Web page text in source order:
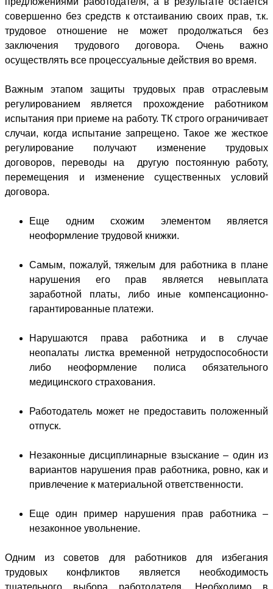
совершенно без средств к отстаиванию своих прав, т.к.
трудовое отношение не может продолжаться без
заключения трудового договора. Очень важно
осуществлять все процессуальные действия во время.
Важным этапом защиты трудовых прав отраслевым
регулированием является прохождение работником
испытания при приеме на работу. ТК строго ограничивает
случаи, когда испытание запрещено. Такое же жесткое
регулирование получают изменение трудовых
договоров, переводы на другую постоянную работу,
перемещения и изменение существенных условий
договора.
Еще одним схожим элементом является
неоформление трудовой книжки.
Самым, пожалуй, тяжелым для работника в плане
нарушения его прав является невыплата
заработной платы, либо иные компенсационно-
гарантированные платежи.
Нарушаются права работника и в случае
неопалаты листка временной нетрудоспособности
либо неоформление полиса обязательного
медицинского страхования.
Работодатель может не предоставить положенный
отпуск.
Незаконные дисциплинарные взыскание – один из
вариантов нарушения прав работника, ровно, как и
привлечение к материальной ответственности.
Еще один пример нарушения прав работника –
незаконное увольнение.
Одним из советов для работников для избегания
трудовых конфликтов является необходимость
тщательного выбора работодателя. Необходимо в